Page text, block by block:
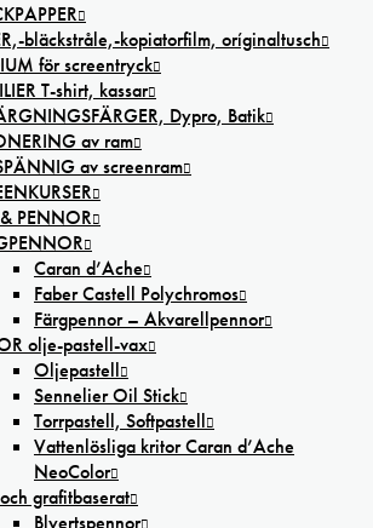
bläckstråle,-kopiatorfilm, oríginaltusch
för screentryck
T-shirt, kassar
Dypro, Batik
av ram
av screenram
PENNOR
Caran d’Ache
Faber Castell Polychromos
Färgpennor – Akvarellpennor
olje-pastell-vax
Oljepastell
Sennelier Oil Stick
Torrpastell, Softpastell
Vattenlösliga kritor Caran d’Ache
NeoColor
grafitbaserat
Blyertspennor